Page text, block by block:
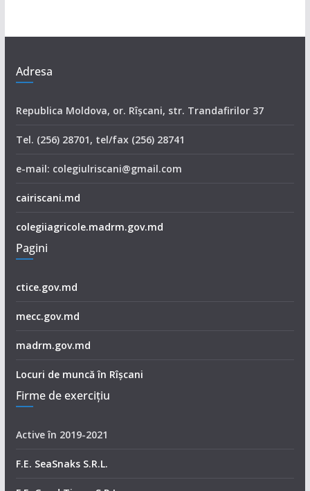
Adresa
Republica Moldova, or. Rîşcani, str. Trandafirilor 37
Tel. (256) 28701, tel/fax (256) 28741
e-mail: colegiulriscani@gmail.com
cairiscani.md
colegiiagricole.madrm.gov.md
Pagini
ctice.gov.md
mecc.gov.md
madrm.gov.md
Locuri de muncă în Rîșcani
Firme de exerciţiu
Active în 2019-2021
F.E. SeaSnaks S.R.L.